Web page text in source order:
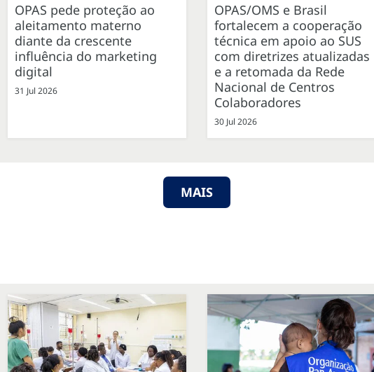
OPAS pede proteção ao
aleitamento materno
diante da crescente
influência do marketing
digital
31 Jul 2026
OPAS/OMS e Brasil
fortalecem a cooperação
técnica em apoio ao SUS
com diretrizes atualizadas
e a retomada da Rede
Nacional de Centros
Colaboradores
30 Jul 2026
MAIS